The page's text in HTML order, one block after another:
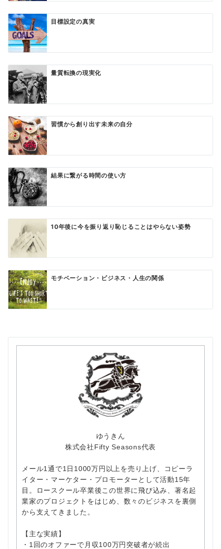
目標設定の真実
量質転換の現実化
習慣から創り出す未来の自分
結果に繋がる時間の使い方
10年後に今を振り返り恥じることはやらない姿勢
モチベーション・ビジネス・人生の関係
ゆうきん
株式会社Fifty Seasons代表
メール1通で1日1000万円以上を売り上げ、コピーラ
イター・マーケター・プロモーターとして活動15年
目。ロースクール卒業後この世界に飛び込み、著名起
業家のプロジェクトをはじめ、数々のビジネスを裏側
から支えてきました。
【主な実績】
・1回のオファーで月収100万円突破者が続出